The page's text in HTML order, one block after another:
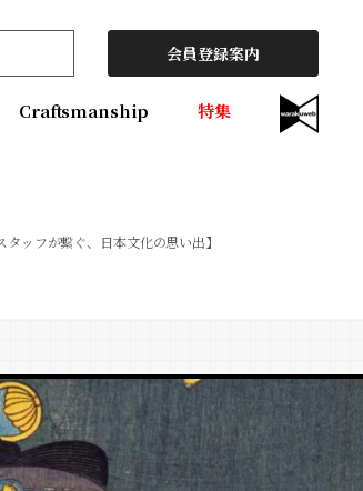
会員登録案内
Craftsmanship 特集
ッフが繋ぐ、日本文化の思い出】